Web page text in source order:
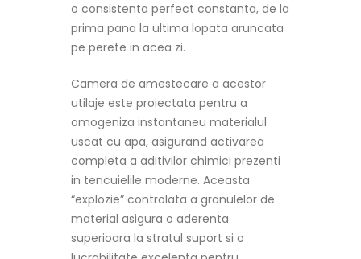
o consistenta perfect constanta, de la
prima pana la ultima lopata aruncata
pe perete in acea zi.
Camera de amestecare a acestor
utilaje este proiectata pentru a
omogeniza instantaneu materialul
uscat cu apa, asigurand activarea
completa a aditivilor chimici prezenti
in tencuielile moderne. Aceasta
“explozie” controlata a granulelor de
material asigura o aderenta
superioara la stratul suport si o